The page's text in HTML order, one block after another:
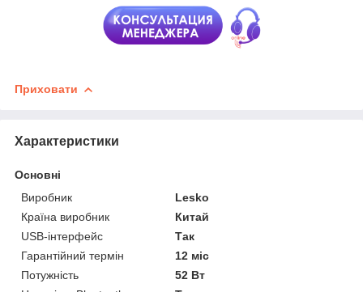
Приховати
Характеристики
Основні
Виробник
Lesko
Країна виробник
Китай
USB-інтерфейс
Так
Гарантійний термін
12 міс
Потужність
52 Вт